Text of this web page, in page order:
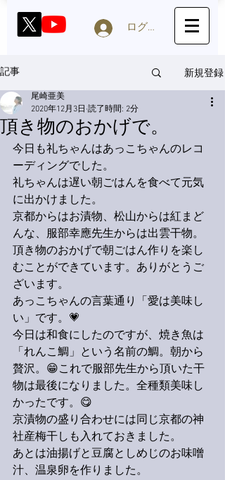
ログイン
記事 新規登録
頂き物のおかげで。
尾崎亜美
2020年12月3日 読了時間: 2分
今日も礼ちゃんはあっこちゃんのレコ
ーディングでした。
礼ちゃんは遅い朝ごはんを食べて元気
に出かけました。
京都からはお漬物、松山からは紅まど
んな、服部幸應先生からは出雲干物。
頂き物のおかげで朝ごはん作りを楽し
むことができています。ありがとうご
ざいます。
あっこちゃんの言葉通り「愛は美味し
い」です。💗
今日は和食にしたのですが、焼き魚は
「れんこ鯛」という名前の鯛。朝から
贅沢。😁これで服部先生から頂いた干
物は最後になりました。全種類美味し
かったです。😋
京漬物の盛り合わせには同じ京都の神
社産梅干しも入れておきました。
あとは油揚げと豆腐としめじのお味噌
汁、温泉卵を作りました。